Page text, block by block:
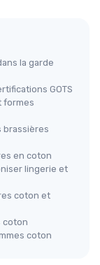
la garde
GOTS
formes
brassières
en coton
lingerie et
coton et
coton
coton